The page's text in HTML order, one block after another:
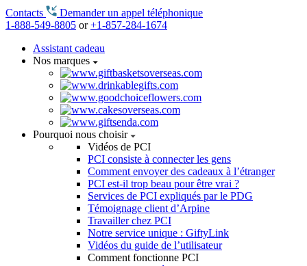
Contacts
Demander un appel téléphonique
1-888-549-8805 or+1-857-284-1674
Assistant cadeau
Nos marques
Pourquoi nous choisir
Vidéos de PCI
PCI consiste à connecter les gens
Comment envoyer des cadeaux à l’étranger
PCI est-il trop beau pour être vrai ?
Services de PCI expliqués par le PDG
Témoignage client d’Arpine
Travailler chez PCI
Notre service unique : GiftyLink
Vidéos du guide de l’utilisateur
Comment fonctionne PCI